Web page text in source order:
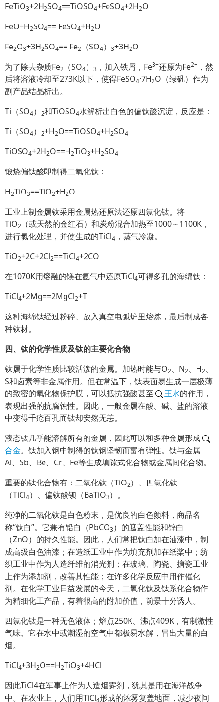
FeTiO3+2H2SO4==TiOSO4+FeSO4+2H2O
FeO+H2SO4== FeSO4+H2O
Fe2O3+3H2SO4== Fe2 （SO4） 3+3H2O
为了除去杂质Fe2 （SO4） 3 ，加入铁屑，Fe3+还原为Fe2+ ，然
后将溶液冷却至273K以下，使得FeSO4·7H2O（绿矾）作为
副产品结晶析出。
Ti（SO4） 2和TiOSO4水解析出白色的偏钛酸沉淀，反应是：
Ti（SO4） 2+H2O==TiOSO4+H2SO4
TiOSO4+2H2O==H2TiO3+H2SO4
锻烧偏钛酸即制得二氧化钛：
H2TiO3==TiO2+H2O
工业上制金属钛采用金属热还原法还原四氯化钛。将
TiO2 （或天然的金红石）和炭粉混合加热至1000～1100K，
进行氯化处理，并使生成的TiCl4 ，蒸气冷凝。
TiO2+2C+2Cl2==TiCl4+2CO
在1070K用熔融的镁在氩气中还原TiCl4可得多孔的海绵钛：
TiCl4+2Mg==2MgCl2+Ti
这种海绵钛经过粉碎、放入真空电弧炉里熔炼，最后制成各
种钛材。
四、钛的化学性质及钛的主要化合物
钛属于化学性质比较活泼的金属。加热时能与O2、N2、H2、
S和卤素等非金属作用。但在常温下，钛表面易生成一层极薄
的致密的氧化物保护膜，可以抵抗强酸甚至
王水的作用，
表现出强的抗腐蚀性。因此，一般金属在酸、碱、盐的溶液
中变得千疮百孔而钛却安然无恙。
液态钛几乎能溶解所有的金属，因此可以和多种金属形成
合金。钛加入钢中制得的钛钢坚韧而富有弹性。钛与金属
Al、Sb、Be、Cr、Fe等生成填隙式化合物或金属间化合物。
重要的钛化合物有：二氧化钛（TiO2）、四氯化钛
（TiCl4）、偏钛酸钡（BaTiO3）。
纯净的二氧化钛是白色粉末，是优良的白色颜料，商品名
称“钛白”。它兼有铅白（PbCO3）的遮盖性能和锌白
（ZnO）的持久性能。因此，人们常把钛白加在油漆中，制
成高级白色油漆；在造纸工业中作为填充剂加在纸桨中；纺
织工业中作为人造纤维的消光剂；在玻璃、陶瓷、搪瓷工业
上作为添加剂，改善其性能；在许多化学反应中用作催化
剂。在化学工业日益发展的今天，二氧化钛及钛系化合物作
为精细化工产品，有着很高的附加价值，前景十分诱人。
四氯化钛是一种无色液体；熔点250K、沸点409K，有制激性
气味。它在水中或潮湿的空气中都极易水解，冒出大量的白
烟。
TiCl4+3H2O==H2TiO3+4HCl
因此TiCl4在军事上作为人造烟雾剂，犹其是用在海洋战争
中。在农业上，人们用TiCl4形成的浓雾复盖地面，减少夜间